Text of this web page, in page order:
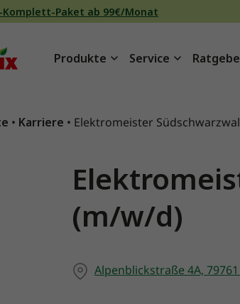
Komplett-Paket ab 99€/Monat
Produkte Service
• Karriere • Elektromeister
(m/w/d)
Alpenblickstraße 4A,